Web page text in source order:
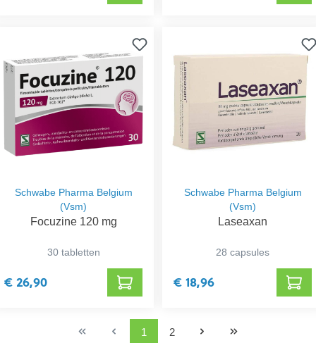
Schwabe Pharma Belgium
(Vsm)
Focuzine 120 mg
30 tabletten
€ 26,90
Schwabe Pharma Belgium
(Vsm)
Laseaxan
28 capsules
€ 18,96
1 2